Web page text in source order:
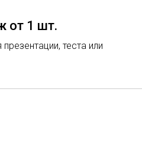
от 1 шт.
теста или